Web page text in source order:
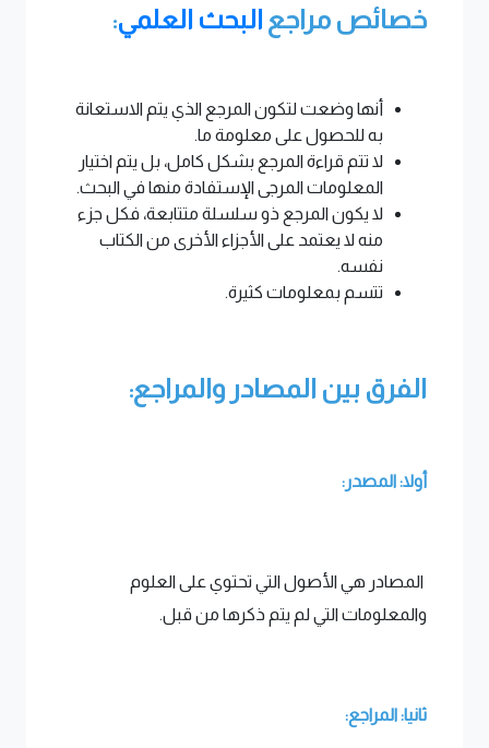
خصائص مراجع البحث العلمي:
أنها وضعت لتكون المرجع الذي يتم الاستعانة
به للحصول على معلومة ما.
لا تتم قراءة المرجع بشكل كامل، بل يتم اختيار
المعلومات المرجى الإستفادة منها في البحث.
لا يكون المرجع ذو سلسلة متتابعة، فكل جزء
منه لا يعتمد على الأجزاء الأخرى من الكتاب
نفسه.
تتسم بمعلومات كثيرة.
الفرق بين المصادر والمراجع:
أولا: المصدر:
المصادر هي الأصول التي تحتوي على العلوم
والمعلومات التي لم يتم ذكرها من قبل.
ثانيا: المراجع: